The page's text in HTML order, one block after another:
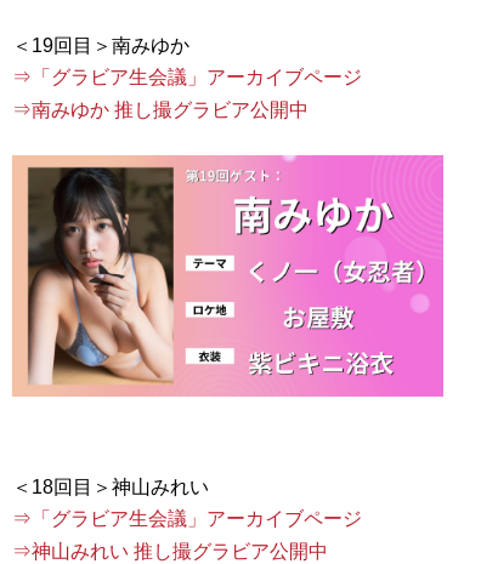
⇒「グラビア生会議」アーカイブページ
⇒南みゆか 推し撮グラビア公開中
⇒「グラビア生会議」アーカイブページ
⇒神山みれい 推し撮グラビア公開中